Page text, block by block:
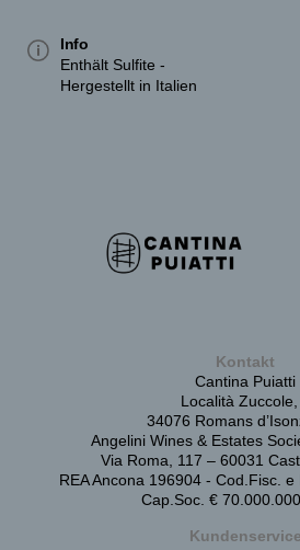
Info
Enthält Sulfite -
Hergestellt in Italien
Kontakt
Cantina Puiatti
Località
34076 Romans
Angelini Wines & Estates
Via Roma, 117 – 60031
REA Ancona 196904 - Cod.Fisc. e
Cap.Soc. €
Kundenservice